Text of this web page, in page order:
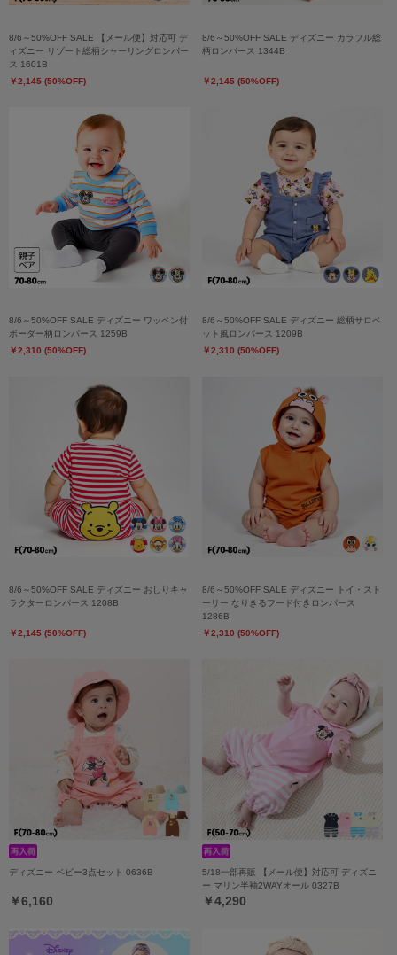
8/6～50%OFF SALE 【メール便】対応可 デ
ィズニー リゾート総柄シャーリングロンパー
ス 1601B
￥2,145 (50%OFF)
8/6～50%OFF SALE ディズニー カラフル総
柄ロンパース 1344B
￥2,145 (50%OFF)
8/6～50%OFF SALE ディズニー ワッペン付
ボーダー柄ロンパース 1259B
￥2,310 (50%OFF)
8/6～50%OFF SALE ディズニー 総柄サロペ
ット風ロンパース 1209B
￥2,310 (50%OFF)
8/6～50%OFF SALE ディズニー おしりキャ
ラクターロンパース 1208B
￥2,145 (50%OFF)
8/6～50%OFF SALE ディズニー トイ・スト
ーリー なりきるフード付きロンパース
1286B
￥2,310 (50%OFF)
ディズニー ベビー3点セット 0636B
￥6,160
5/18一部再販 【メール便】対応可 ディズニ
ー マリン半袖2WAYオール 0327B
￥4,290